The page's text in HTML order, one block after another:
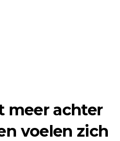
achter
voelen zich